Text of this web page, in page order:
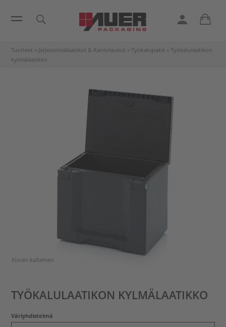
Tuotteet » Järjestelmälaatikot & Kantolaukut » Työkalupakit » Työkalulaatikon
kylmälaatikko
Kuvan kaltainen
TYÖKALULAATIKON KYLMÄLAATIKKO
Väriyhdistelmä